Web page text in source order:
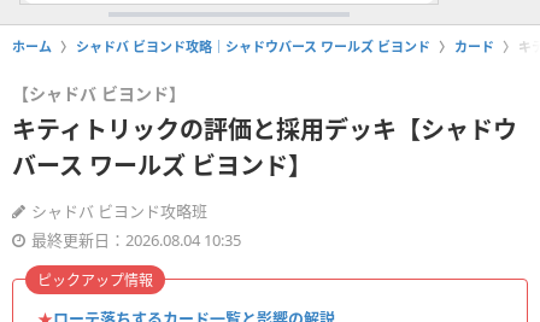
ホーム シャドバ ビヨンド攻略｜シャドウバース ワールズ ビヨンド カード キ
【シャドバ ビヨンド】
キティトリックの評価と採用デッキ【シャドウ
バース ワールズ ビヨンド】
シャドバ ビヨンド攻略班
最終更新日：2026.08.04 10:35
ピックアップ情報